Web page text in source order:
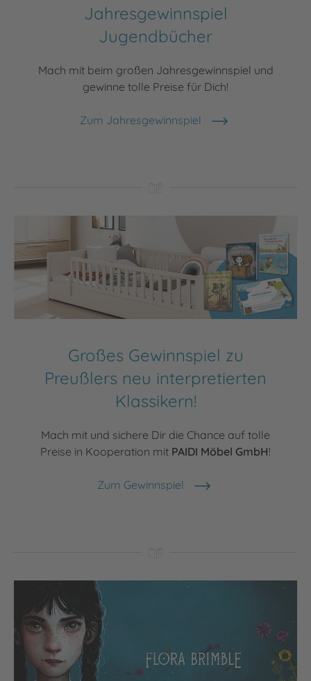
Jahresgewinnspiel
Jugendbücher
Mach mit beim großen Jahresgewinnspiel und
gewinne tolle Preise für Dich!
Zum Jahresgewinnspiel
Großes Gewinnspiel zu
Preußlers neu interpretierten
Klassikern!
Mach mit und sichere Dir die Chance auf tolle
Preise in Kooperation mit PAIDI Möbel GmbH!
Zum Gewinnspiel